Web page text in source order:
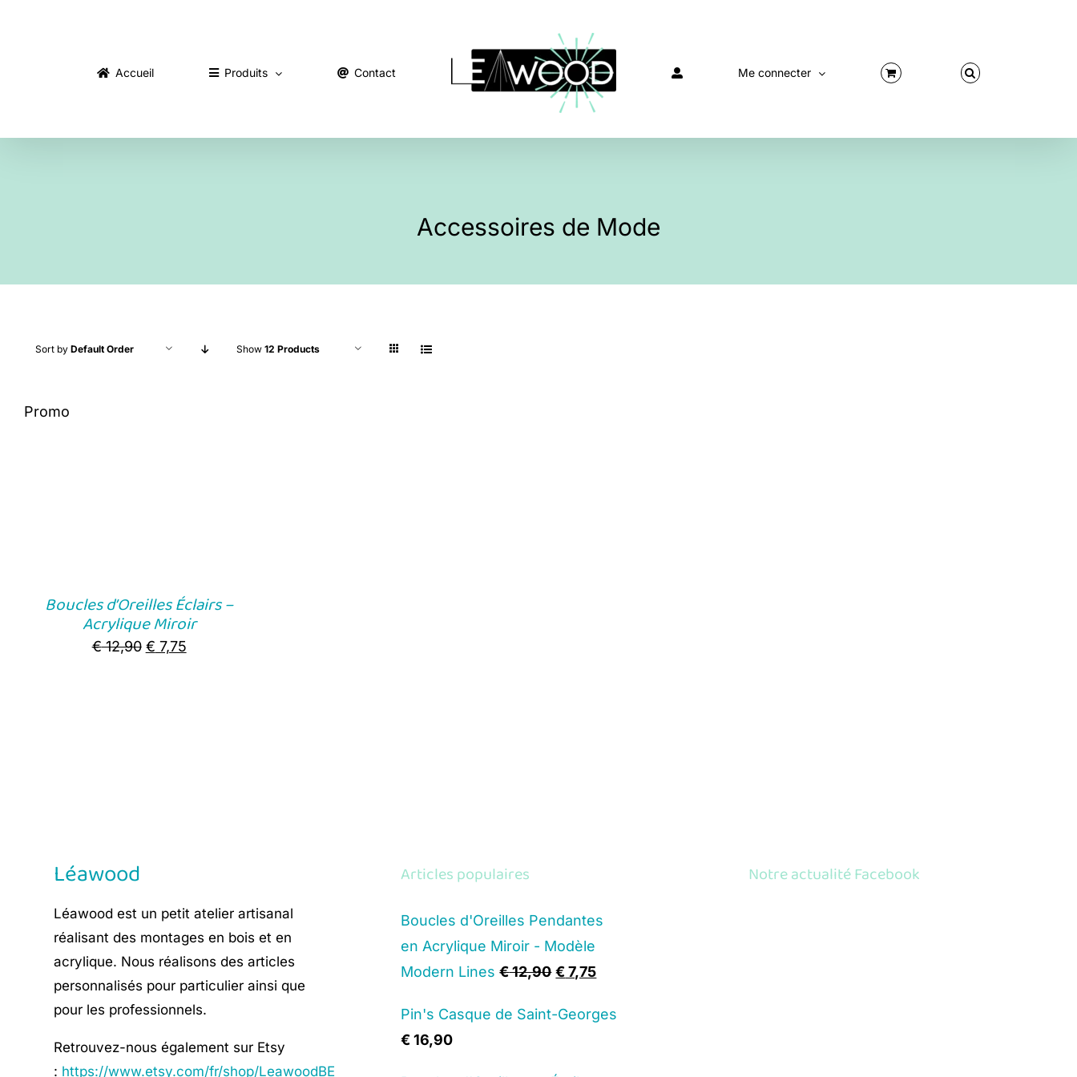
Accueil Produits Contact Me connecter
Accessoires de Mode
Sort by Default Order Show 12 Products
Promo
Boucles d’Oreilles Éclairs –
Acrylique Miroir
€12,90 Original
€ 7,75Current
Léawood
Léawood est un petit atelier artisanal
réalisant des montages en bois et en
acrylique. Nous réalisons des articles
personnalisés pour particulier ainsi que
pour les professionnels.
Retrouvez-nous également sur Etsy
: https://www.etsy.com/fr/shop/LeawoodBE
Articles populaires
Boucles d'Oreilles Pendantes
en Acrylique Miroir - Modèle
Modern Lines €12,90 Original
was:
€7,75Current
is:
Pin's Casque de Saint-Georges
€16,90
Notre actualité Facebook